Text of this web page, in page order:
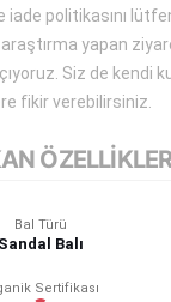
politikasını
araştırma yapan
Siz de kendi
fikir verebilirsiniz.
Bal Türü
Sandal Balı
Sertifikası